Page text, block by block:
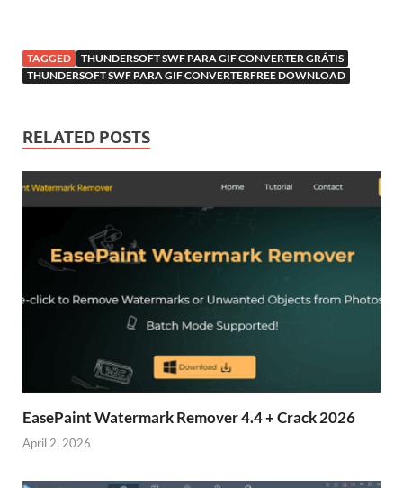
TAGGED
THUNDERSOFT SWF PARA GIF CONVERTER GRÁTIS
THUNDERSOFT SWF PARA GIF CONVERTERFREE DOWNLOAD
RELATED POSTS
EasePaint Watermark Remover 4.4 + Crack 2026
April 2, 2026